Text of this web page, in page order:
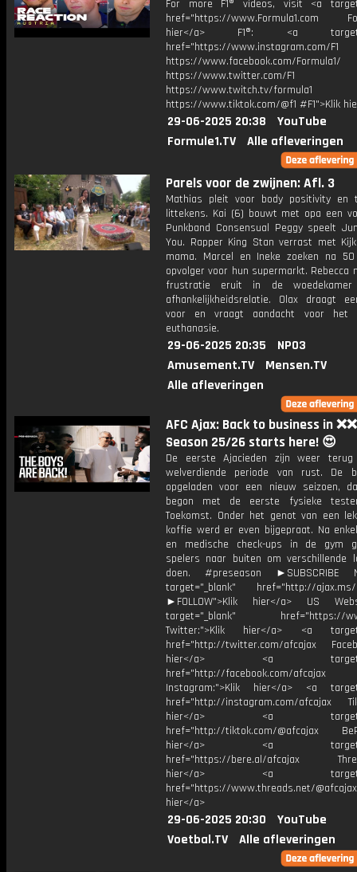
For more F1® videos, visit <a
href="https://www.Formula1.com
hier</a> F1®: <a
href="https://www.instagram.com/F1
https://www.facebook.com/Formula1/
https://www.twitter.com/F1
https://www.twitch.tv/formula1
https://www.tiktok.com/@f1 #F1">Klik
29-06-2025 20:38
YouTube
Formule1.TV
Alle afleveringen
Parels voor de zwijnen: Afl. 3
Mathias pleit voor body positivity en
littekens. Kai (6) bouwt met opa een
Punkband Consensual Peggy speelt
You. Rapper King Stan verrast met
mama. Marcel en Ineke zoeken na
opvolger voor hun supermarkt. Rebecca
frustratie eruit in de
afhankelijkheidsrelatie. Olax draagt
voor en vraagt aandacht voor het
euthanasie.
29-06-2025 20:35
NPO3
Amusement.TV
Mensen.TV
Alle afleveringen
AFC Ajax: Back to business in
Season 25/26 starts here! 😍
De eerste Ajacieden zijn weer
welverdiende periode van rust. De
opgeladen voor een nieuw seizoen,
begon met de eerste fysieke
Toekomst. Onder het genot van een
koffie werd er even bijgepraat. Na
en medische check-ups in de gym
spelers naar buiten om verschillende
doen. #preseason ►SUBSCRIBE
target="_blank" href="http://ajax.ms/
►FOLLOW">Klik hier</a> US
target="_blank" href="https://
Twitter:">Klik hier</a> <a
href="http://twitter.com/afcajax
hier</a> <a
href="http://facebook.com/afcajax
Instagram:">Klik hier</a> <a
href="http://instagram.com/afcajax
hier</a> <a
href="http://tiktok.com/@afcajax
hier</a> <a
href="https://bere.al/afcajax
hier</a> <a
href="https://www.threads.net/
hier</a>
29-06-2025 20:30
YouTube
Voetbal.TV
Alle afleveringen